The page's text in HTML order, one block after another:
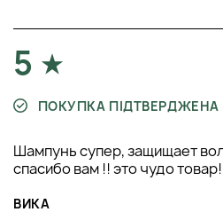
5
ПОКУПКА ПІДТВЕРДЖЕНА
Шампунь супер, защищает
спасибо вам !! это чудо товар!
ВИКА